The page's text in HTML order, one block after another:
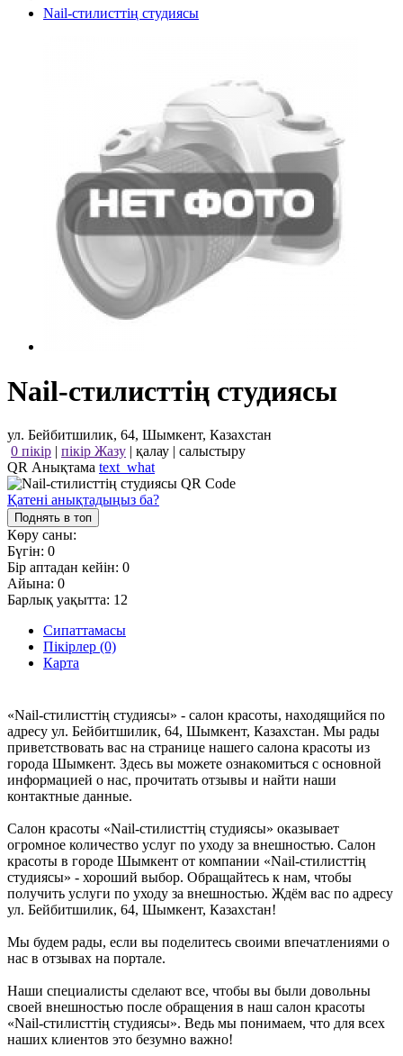
Nail-стилисттің студиясы
Nail-стилисттің студиясы
ул. Бейбитшилик, 64, Шымкент, Казахстан
0 пікір | пікір Жазу | қалау | салыстыру
QR Анықтама text_what
Қатені анықтадыңыз ба?
Поднять в топ
Көру саны:
Бүгін: 0
Бір аптадан кейін: 0
Айына: 0
Барлық уақытта: 12
Сипаттамасы
Пікірлер (0)
Карта
«Nail-стилисттің студиясы» - салон красоты, находящийся по
адресу ул. Бейбитшилик, 64, Шымкент, Казахстан. Мы рады
приветствовать вас на странице нашего салона красоты из
города Шымкент. Здесь вы можете ознакомиться с основной
информацией о нас, прочитать отзывы и найти наши
контактные данные.
Салон красоты «Nail-стилисттің студиясы» оказывает
огромное количество услуг по уходу за внешностью. Салон
красоты в городе Шымкент от компании «Nail-стилисттің
студиясы» - хороший выбор. Обращайтесь к нам, чтобы
получить услуги по уходу за внешностью. Ждём вас по адресу
ул. Бейбитшилик, 64, Шымкент, Казахстан!
Мы будем рады, если вы поделитесь своими впечатлениями о
нас в отзывах на портале.
Наши специалисты сделают все, чтобы вы были довольны
своей внешностью после обращения в наш салон красоты
«Nail-стилисттің студиясы». Ведь мы понимаем, что для всех
наших клиентов это безумно важно!